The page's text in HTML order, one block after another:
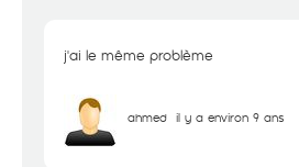
j'ai le même problème
ahmed il y a environ 9 ans